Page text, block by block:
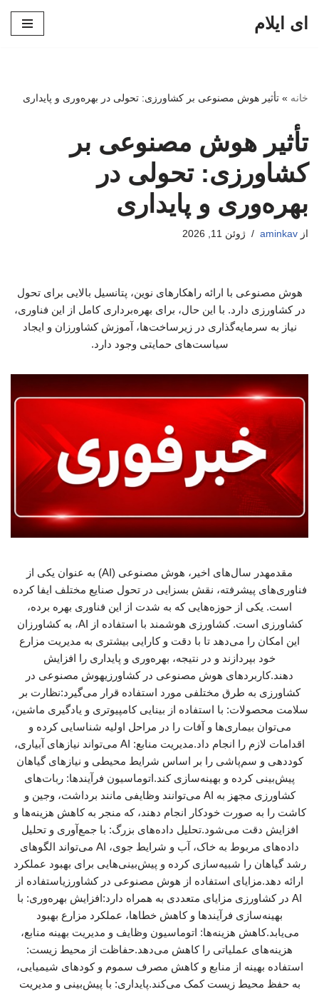
ای ایلام
خانه » تأثیر هوش مصنوعی بر کشاورزی: تحولی در بهره‌وری و پایداری
تأثیر هوش مصنوعی بر
کشاورزی: تحولی در
بهره‌وری و پایداری
از aminkav ژوئن 11, 2026
هوش مصنوعی با ارائه راهکارهای نوین، پتانسیل بالایی برای تحول
در کشاورزی دارد. با این حال، برای بهره‌برداری کامل از این فناوری،
نیاز به سرمایه‌گذاری در زیرساخت‌ها، آموزش کشاورزان و ایجاد
سیاست‌های حمایتی وجود دارد.
مقدمهدر سال‌های اخیر، هوش مصنوعی (AI) به عنوان یکی از
فناوری‌های پیشرفته، نقش بسزایی در تحول صنایع مختلف ایفا کرده
است. یکی از حوزه‌هایی که به شدت از این فناوری بهره برده،
کشاورزی است. کشاورزی هوشمند با استفاده از AI، به کشاورزان
این امکان را می‌دهد تا با دقت و کارایی بیشتری به مدیریت مزارع
خود بپردازند و در نتیجه، بهره‌وری و پایداری را افزایش
دهند.کاربردهای هوش مصنوعی در کشاورزیهوش مصنوعی در
کشاورزی به طرق مختلفی مورد استفاده قرار می‌گیرد:نظارت بر
سلامت محصولات: با استفاده از بینایی کامپیوتری و یادگیری ماشین،
می‌توان بیماری‌ها و آفات را در مراحل اولیه شناسایی کرده و
اقدامات لازم را انجام داد.مدیریت منابع: AI می‌تواند نیازهای آبیاری،
کوددهی و سم‌پاشی را بر اساس شرایط محیطی و نیازهای گیاهان
پیش‌بینی کرده و بهینه‌سازی کند.اتوماسیون فرآیندها: ربات‌های
کشاورزی مجهز به AI می‌توانند وظایفی مانند برداشت، وجین و
کاشت را به صورت خودکار انجام دهند، که منجر به کاهش هزینه‌ها و
افزایش دقت می‌شود.تحلیل داده‌های بزرگ: با جمع‌آوری و تحلیل
داده‌های مربوط به خاک، آب و شرایط جوی، AI می‌تواند الگوهای
رشد گیاهان را شبیه‌سازی کرده و پیش‌بینی‌هایی برای بهبود عملکرد
ارائه دهد.مزایای استفاده از هوش مصنوعی در کشاورزیاستفاده از
AI در کشاورزی مزایای متعددی به همراه دارد:افزایش بهره‌وری: با
بهینه‌سازی فرآیندها و کاهش خطاها، عملکرد مزارع بهبود
می‌یابد.کاهش هزینه‌ها: اتوماسیون وظایف و مدیریت بهینه منابع،
هزینه‌های عملیاتی را کاهش می‌دهد.حفاظت از محیط زیست:
استفاده بهینه از منابع و کاهش مصرف سموم و کودهای شیمیایی،
به حفظ محیط زیست کمک می‌کند.پایداری: با پیش‌بینی و مدیریت